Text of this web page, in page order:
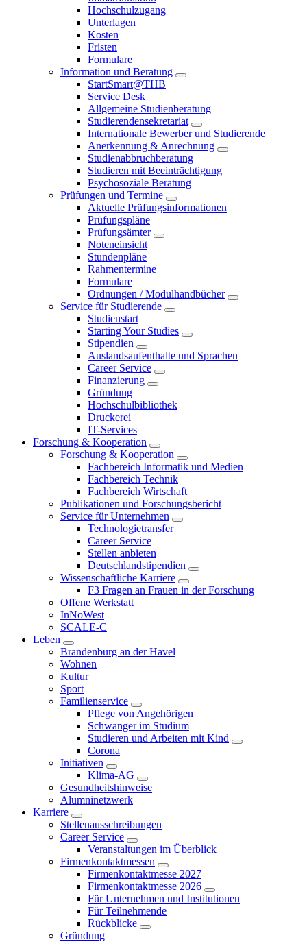
Hochschulzugang
Unterlagen
Kosten
Fristen
Formulare
Information und Beratung
StartSmart@THB
Service Desk
Allgemeine Studienberatung
Studierendensekretariat
Internationale Bewerber und Studierende
Anerkennung & Anrechnung
Studienabbruchberatung
Studieren mit Beeinträchtigung
Psychosoziale Beratung
Prüfungen und Termine
Aktuelle Prüfungsinformationen
Prüfungspläne
Prüfungsämter
Noteneinsicht
Stundenpläne
Rahmentermine
Formulare
Ordnungen / Modulhandbücher
Service für Studierende
Studienstart
Starting Your Studies
Stipendien
Auslandsaufenthalte und Sprachen
Career Service
Finanzierung
Gründung
Hochschulbibliothek
Druckerei
IT-Services
Forschung & Kooperation
Forschung & Kooperation
Fachbereich Informatik und Medien
Fachbereich Technik
Fachbereich Wirtschaft
Publikationen und Forschungsbericht
Service für Unternehmen
Technologietransfer
Career Service
Stellen anbieten
Deutschlandstipendien
Wissenschaftliche Karriere
F3 Fragen an Frauen in der Forschung
Offene Werkstatt
InNoWest
SCALE-C
Leben
Brandenburg an der Havel
Wohnen
Kultur
Sport
Familienservice
Pflege von Angehörigen
Schwanger im Studium
Studieren und Arbeiten mit Kind
Corona
Initiativen
Klima-AG
Gesundheitshinweise
Alumninetzwerk
Karriere
Stellenausschreibungen
Career Service
Veranstaltungen im Überblick
Firmenkontaktmessen
Firmenkontaktmesse 2027
Firmenkontaktmesse 2026
Für Unternehmen und Institutionen
Für Teilnehmende
Rückblicke
Gründung